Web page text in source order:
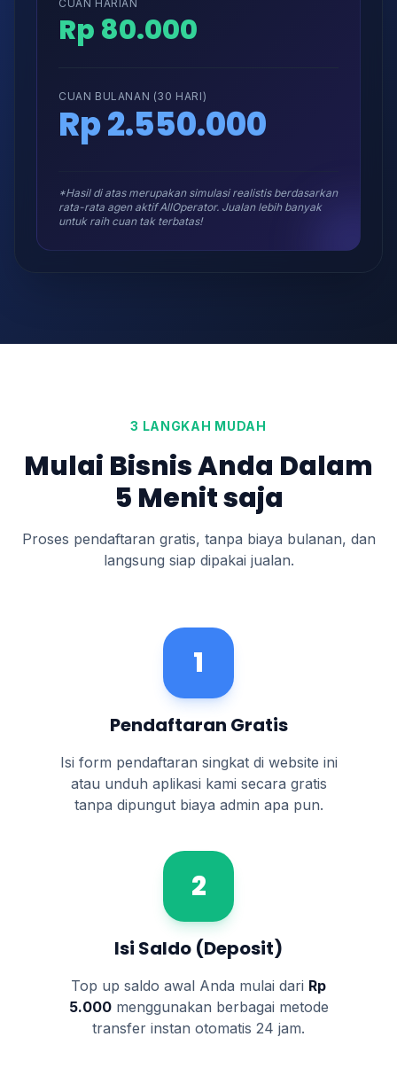
CUAN HARIAN
Rp 80.000
CUAN BULANAN (30 HARI)
Rp 2.550.000
*Hasil di atas merupakan simulasi realistis berdasarkan
rata-rata agen aktif AllOperator. Jualan lebih banyak
untuk raih cuan tak terbatas!
3 LANGKAH MUDAH
Mulai Bisnis Anda Dalam
5 Menit saja
Proses pendaftaran gratis, tanpa biaya bulanan, dan
langsung siap dipakai jualan.
1
Pendaftaran Gratis
Isi form pendaftaran singkat di website ini
atau unduh aplikasi kami secara gratis
tanpa dipungut biaya admin apa pun.
2
Isi Saldo (Deposit)
Top up saldo awal Anda mulai dari Rp
5.000menggunakan berbagai metode
transfer instan otomatis 24 jam.